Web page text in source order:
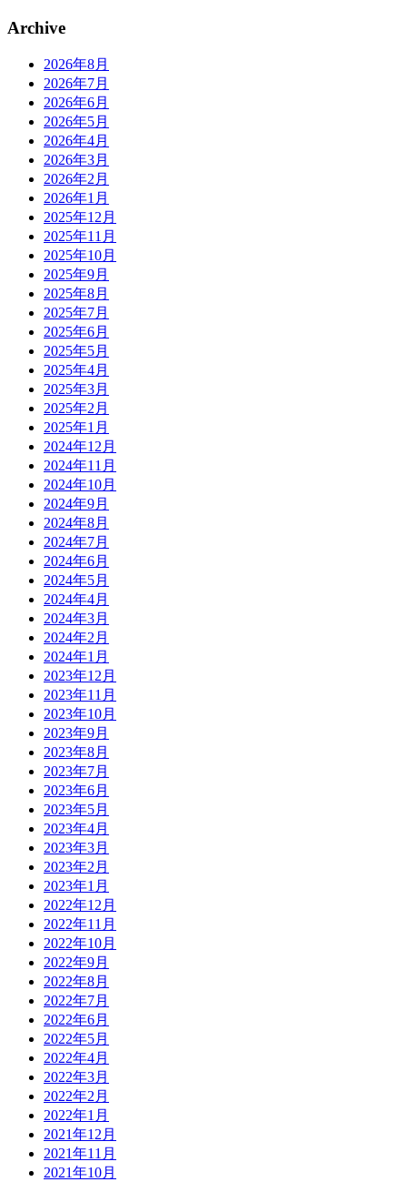
Archive
2026年8月
2026年7月
2026年6月
2026年5月
2026年4月
2026年3月
2026年2月
2026年1月
2025年12月
2025年11月
2025年10月
2025年9月
2025年8月
2025年7月
2025年6月
2025年5月
2025年4月
2025年3月
2025年2月
2025年1月
2024年12月
2024年11月
2024年10月
2024年9月
2024年8月
2024年7月
2024年6月
2024年5月
2024年4月
2024年3月
2024年2月
2024年1月
2023年12月
2023年11月
2023年10月
2023年9月
2023年8月
2023年7月
2023年6月
2023年5月
2023年4月
2023年3月
2023年2月
2023年1月
2022年12月
2022年11月
2022年10月
2022年9月
2022年8月
2022年7月
2022年6月
2022年5月
2022年4月
2022年3月
2022年2月
2022年1月
2021年12月
2021年11月
2021年10月